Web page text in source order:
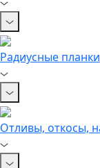
Радиусные планки
Отливы, откосы,